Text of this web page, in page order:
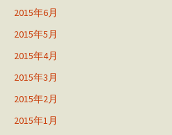
2015年6月
2015年5月
2015年4月
2015年3月
2015年2月
2015年1月